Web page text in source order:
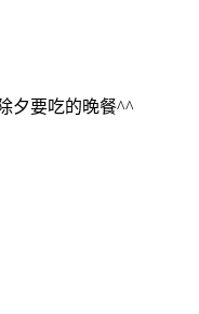
夕要吃的晚餐^^